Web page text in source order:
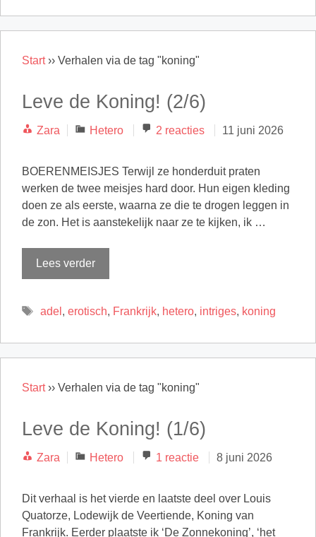
Start›› Verhalen via de tag "koning"
Leve de Koning! (2/6)
Zara Categorieën
Hetero 2 reacties 11 juni 2026
BOERENMEISJES Terwijl ze honderduit praten
werken de twee meisjes hard door. Hun eigen kleding
doen ze als eerste, waarna ze die te drogen leggen in
de zon. Het is aanstekelijk naar ze te kijken, ik …
Lees verder
Tags
adel , erotisch, Frankrijk, hetero, intriges, koning
Start›› Verhalen via de tag "koning"
Leve de Koning! (1/6)
Zara Categorieën
Hetero 1 reactie 8 juni 2026
Dit verhaal is het vierde en laatste deel over Louis
Quatorze, Lodewijk de Veertiende, Koning van
Frankrijk. Eerder plaatste ik ‘De Zonnekoning’, ‘het